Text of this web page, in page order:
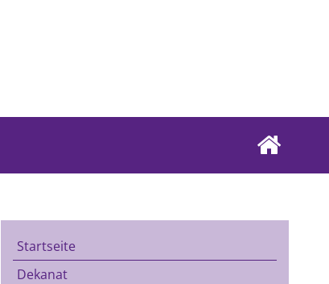
Startseite
Dekanat